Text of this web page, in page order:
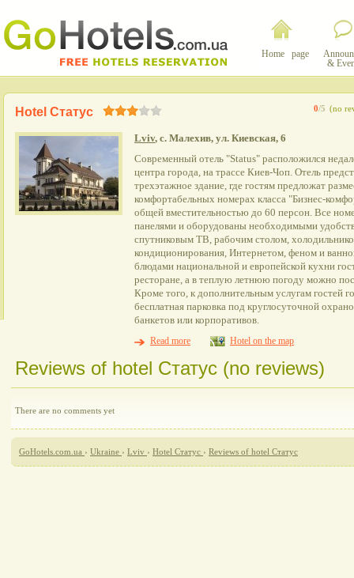
Home page
&
0/5 (no
Hotel Статус
Lviv, с. Малехив, ул. Киевская, 6
Современный отель "Status" расположился
центра города, на трассе Киев-Чоп. Отель
трехэтажное здание, где гостям предложат
комфортабельных номерах класса "Бизнес-
общей вместительностью до 60 персон. Все
панелями и оборудованы необходимыми
спутниковым ТВ, рабочим столом,
кондиционирования, Интернетом, феном и
блюдами национальной и европейской кухни
ресторане, а в теплую летнюю погоду можно
Кроме того, к дополнительным услугам гостей
бесплатная парковка под круглосуточной
банкетов или корпоративов.
Read more
Hotel on the map
Reviews of hotel Статус (no reviews)
There are no comments yet
GoHotels.com.ua › Ukraine › Lviv › Hotel Статус › Reviews of hotel Статус